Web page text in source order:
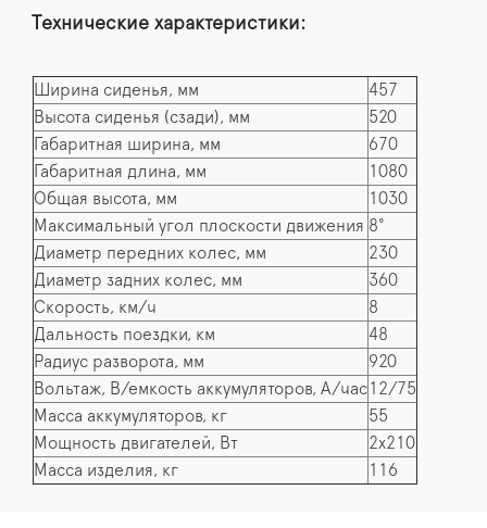
Технические характеристики:
Ширина сиденья, мм
457
Высота сиденья (сзади), мм
520
Габаритная ширина, мм
670
Габаритная длина, мм
1080
Общая высота, мм
1030
Максимальный угол плоскости движения 8°
Диаметр передних колес, мм
230
Диаметр задних колес, мм
360
Скорость, км/ч
8
Дальность поездки, км
48
Радиус разворота, мм
920
Вольтаж, В/емкость аккумуляторов, А/час12/75
Масса аккумуляторов, кг
55
Мощность двигателей, Вт
2х210
Масса изделия, кг
116